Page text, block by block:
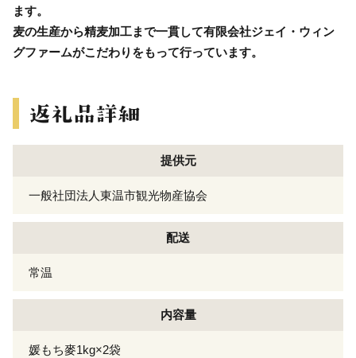
ます。
麦の生産から精麦加工まで一貫して有限会社ジェイ・ウィン
グファームがこだわりをもって行っています。
提供元
一般社団法人東温市観光物産協会
配送
常温
内容量
媛もち麥1kg×2袋